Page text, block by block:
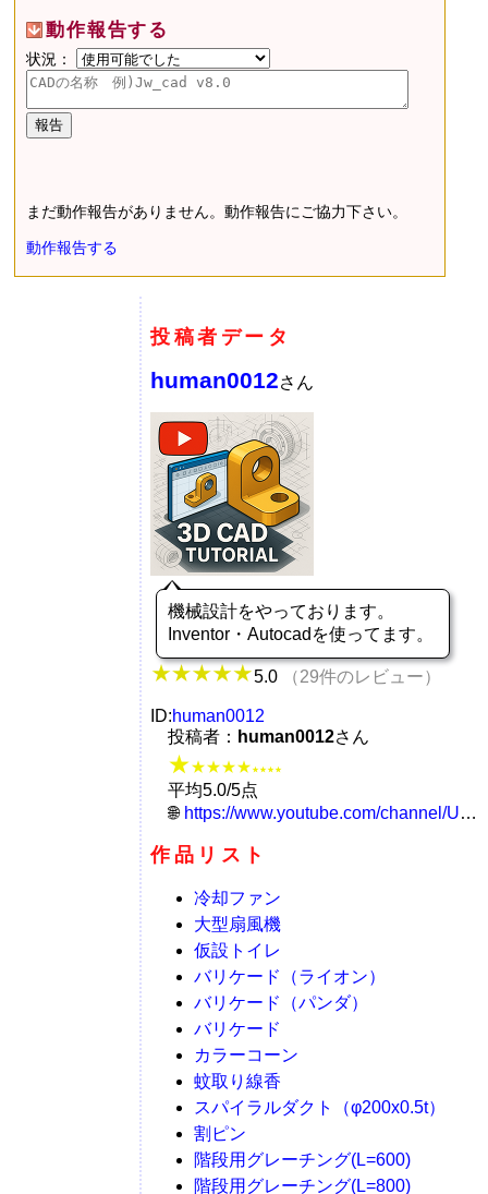
動作報告する
状況：
まだ動作報告がありません。動作報告にご協力下さい。
動作報告する
投稿者データ
human0012さん
機械設計をやっております。
Inventor・Autocadを使ってます。
5.0 （29件のレビュー）
ID:human0012
投稿者： human0012さん
★★★★★ ★★★★
平均5.0/5点
https://www.youtube.com/channel/UCQ6StxNHAD_MmMYADo4Mpnw
作品リスト
冷却ファン
大型扇風機
仮設トイレ
バリケード（ライオン）
バリケード（パンダ）
バリケード
カラーコーン
蚊取り線香
スパイラルダクト（φ200x0.5t）
割ピン
階段用グレーチング(L=600)
階段用グレーチング(L=800)